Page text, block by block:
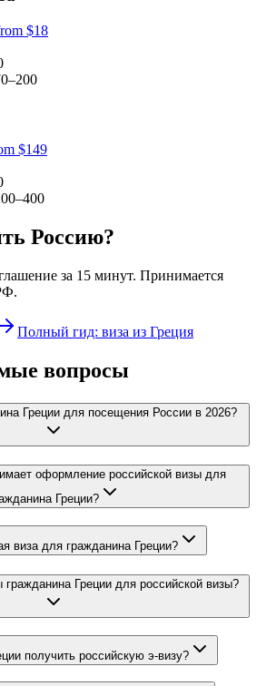
$18
$149
Россию?
за 15 минут. Принимается
Полный гид: виза из Греция
вопросы
Греции для посещения России в 2026?
оформление российской визы для
Греции?
виза для гражданина Греции?
Греции для российской визы?
получить российскую э-визу?